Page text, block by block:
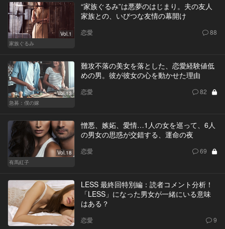
Vol.1
家族ぐるみ
“家族ぐるみ”は悪夢のはじまり。夫の友人
家族との、いびつな友情の幕開け
恋愛 88
Vol.13
急募：僕の嫁
難攻不落の美女を落とした、恋愛経験値低
めの男。彼が彼女の心を動かせた理由
恋愛 82
Vol.18
有馬紅子
憎悪、嫉妬、愛情…1人の女を巡って、6人
の男女の思惑が交錯する、運命の夜
恋愛 69
LESS 最終回特別編：読者コメント分析！
「LESS」になった男女が一緒にいる意味
はある？
恋愛 9